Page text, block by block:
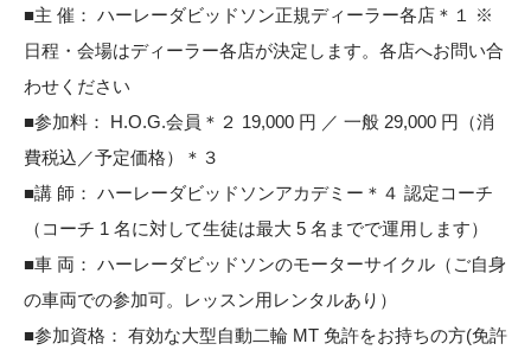
■主 催： ハーレーダビッドソン正規ディーラー各店＊１ ※
日程・会場はディーラー各店が決定します。各店へお問い合
わせください
■参加料： H.O.G.会員＊２ 19,000 円 ／ 一般 29,000 円（消
費税込／予定価格）＊３
■講 師： ハーレーダビッドソンアカデミー＊４ 認定コーチ
（コーチ 1 名に対して生徒は最大 5 名までで運用します）
■車 両： ハーレーダビッドソンのモーターサイクル（ご自身
の車両での参加可。レッスン用レンタルあり）
■参加資格： 有効な大型自動二輪 MT 免許をお持ちの方(免許